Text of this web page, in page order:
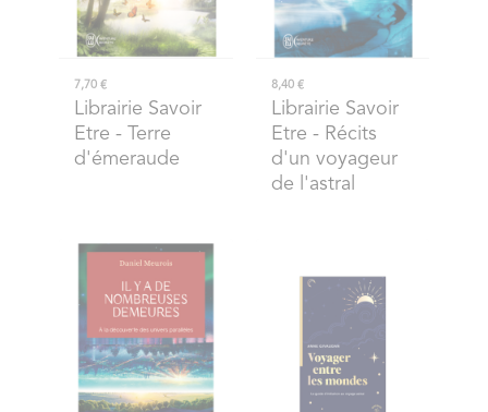
7,70 €
Librairie Savoir
Etre - Terre
d'émeraude
8,40 €
Librairie Savoir
Etre - Récits
d'un voyageur
de l'astral